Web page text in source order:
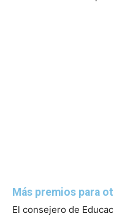
Más premios para
El consejero de